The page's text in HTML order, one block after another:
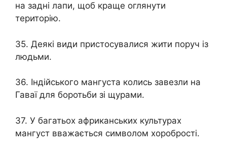
на задні лапи, щоб краще оглянути
територію.
35. Деякі види пристосувалися жити поруч із
людьми.
36. Індійського мангуста колись завезли на
Гаваї для боротьби зі щурами.
37. У багатьох африканських культурах
мангуст вважається символом хоробрості.